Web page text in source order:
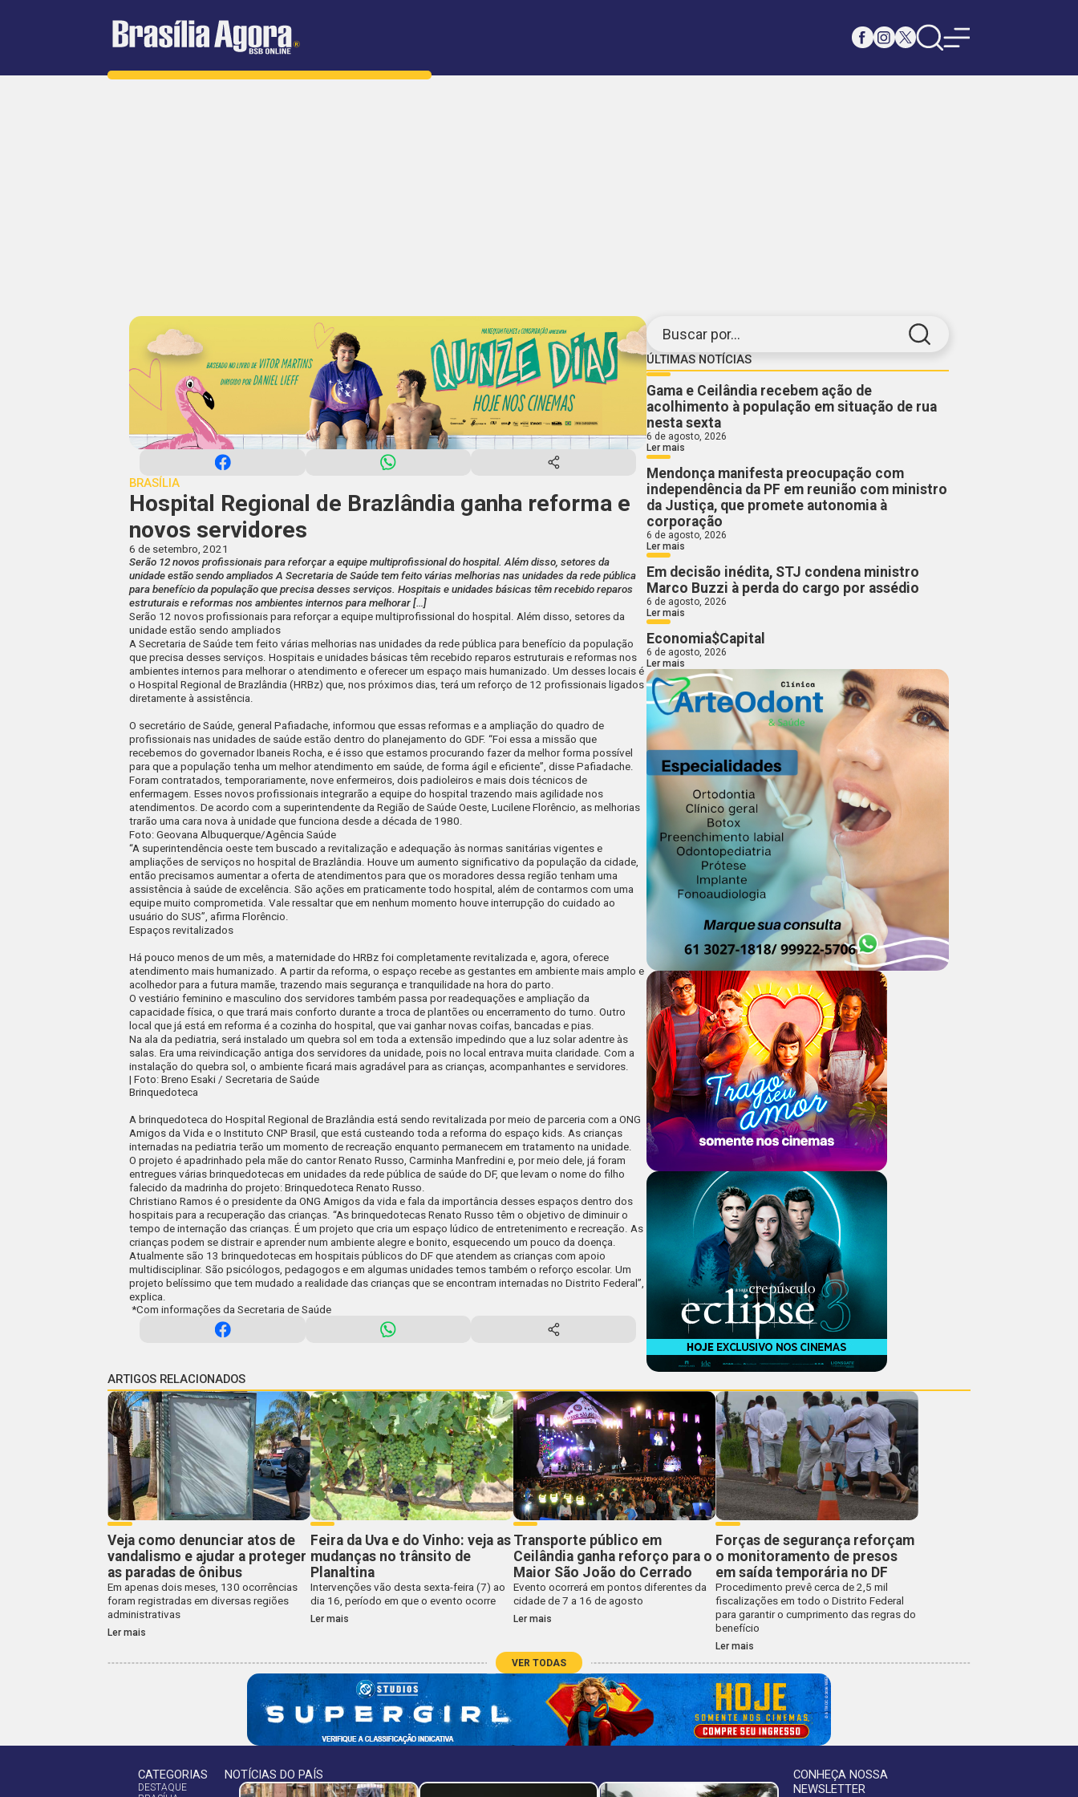
Buscar por...
ÚLTIMAS NOTÍCIAS
Gama e Ceilândia recebem ação de
acolhimento à população em situação de rua
nesta sexta
6 de agosto, 2026
Ler mais
Mendonça manifesta preocupação com
independência da PF em reunião com ministro
da Justiça, que promete autonomia à
corporação
6 de agosto, 2026
Ler mais
Em decisão inédita, STJ condena ministro
Marco Buzzi à perda do cargo por assédio
6 de agosto, 2026
Ler mais
Economia$Capital
6 de agosto, 2026
Ler mais
BRASÍLIA
Hospital Regional de Brazlândia ganha reforma e
novos servidores
6 de setembro, 2021
Serão 12 novos profissionais para reforçar a equipe multiprofissional do hospital. Além disso, setores da
unidade estão sendo ampliados A Secretaria de Saúde tem feito várias melhorias nas unidades da rede pública
para benefício da população que precisa desses serviços. Hospitais e unidades básicas têm recebido reparos
estruturais e reformas nos ambientes internos para melhorar […]
Serão 12 novos profissionais para reforçar a equipe multiprofissional do hospital. Além disso, setores da
unidade estão sendo ampliados
A Secretaria de Saúde tem feito várias melhorias nas unidades da rede pública para benefício da população
que precisa desses serviços. Hospitais e unidades básicas têm recebido reparos estruturais e reformas nos
ambientes internos para melhorar o atendimento e oferecer um espaço mais humanizado. Um desses locais é
o Hospital Regional de Brazlândia (HRBz) que, nos próximos dias, terá um reforço de 12 profissionais ligados
diretamente à assistência.
O secretário de Saúde, general Pafiadache, informou que essas reformas e a ampliação do quadro de
profissionais nas unidades de saúde estão dentro do planejamento do GDF. “Foi essa a missão que
recebemos do governador Ibaneis Rocha, e é isso que estamos procurando fazer da melhor forma possível
para que a população tenha um melhor atendimento em saúde, de forma ágil e eficiente”, disse Pafiadache.
Foram contratados, temporariamente, nove enfermeiros, dois padioleiros e mais dois técnicos de
enfermagem. Esses novos profissionais integrarão a equipe do hospital trazendo mais agilidade nos
atendimentos. De acordo com a superintendente da Região de Saúde Oeste, Lucilene Florêncio, as melhorias
trarão uma cara nova à unidade que funciona desde a década de 1980.
Foto: Geovana Albuquerque/Agência Saúde
“A superintendência oeste tem buscado a revitalização e adequação às normas sanitárias vigentes e
ampliações de serviços no hospital de Brazlândia. Houve um aumento significativo da população da cidade,
então precisamos aumentar a oferta de atendimentos para que os moradores dessa região tenham uma
assistência à saúde de excelência. São ações em praticamente todo hospital, além de contarmos com uma
equipe muito comprometida. Vale ressaltar que em nenhum momento houve interrupção do cuidado ao
usuário do SUS”, afirma Florêncio.
Espaços revitalizados
Há pouco menos de um mês, a maternidade do HRBz foi completamente revitalizada e, agora, oferece
atendimento mais humanizado. A partir da reforma, o espaço recebe as gestantes em ambiente mais amplo e
acolhedor para a futura mamãe, trazendo mais segurança e tranquilidade na hora do parto.
O vestiário feminino e masculino dos servidores também passa por readequações e ampliação da
capacidade física, o que trará mais conforto durante a troca de plantões ou encerramento do turno. Outro
local que já está em reforma é a cozinha do hospital, que vai ganhar novas coifas, bancadas e pias.
Na ala da pediatria, será instalado um quebra sol em toda a extensão impedindo que a luz solar adentre às
salas. Era uma reivindicação antiga dos servidores da unidade, pois no local entrava muita claridade. Com a
instalação do quebra sol, o ambiente ficará mais agradável para as crianças, acompanhantes e servidores.
| Foto: Breno Esaki / Secretaria de Saúde
Brinquedoteca
A brinquedoteca do Hospital Regional de Brazlândia está sendo revitalizada por meio de parceria com a ONG
Amigos da Vida e o Instituto CNP Brasil, que está custeando toda a reforma do espaço kids. As crianças
internadas na pediatria terão um momento de recreação enquanto permanecem em tratamento na unidade.
O projeto é apadrinhado pela mãe do cantor Renato Russo, Carminha Manfredini e, por meio dele, já foram
entregues várias brinquedotecas em unidades da rede pública de saúde do DF, que levam o nome do filho
falecido da madrinha do projeto: Brinquedoteca Renato Russo.
Christiano Ramos é o presidente da ONG Amigos da vida e fala da importância desses espaços dentro dos
hospitais para a recuperação das crianças. “As brinquedotecas Renato Russo têm o objetivo de diminuir o
tempo de internação das crianças. É um projeto que cria um espaço lúdico de entretenimento e recreação. As
crianças podem se distrair e aprender num ambiente alegre e bonito, esquecendo um pouco da doença.
Atualmente são 13 brinquedotecas em hospitais públicos do DF que atendem as crianças com apoio
multidisciplinar. São psicólogos, pedagogos e em algumas unidades temos também o reforço escolar. Um
projeto belíssimo que tem mudado a realidade das crianças que se encontram internadas no Distrito Federal”,
explica.
*Com informações da Secretaria de Saúde
ARTIGOS RELACIONADOS
Veja como denunciar atos de
vandalismo e ajudar a proteger
as paradas de ônibus
Em apenas dois meses, 130 ocorrências
foram registradas em diversas regiões
administrativas
Ler mais
Feira da Uva e do Vinho: veja as
mudanças no trânsito de
Planaltina
Intervenções vão desta sexta-feira (7) ao
dia 16, período em que o evento ocorre
Ler mais
Transporte público em
Ceilândia ganha reforço para o
Maior São João do Cerrado
Evento ocorrerá em pontos diferentes da
cidade de 7 a 16 de agosto
Ler mais
Forças de segurança reforçam
o monitoramento de presos
em saída temporária no DF
Procedimento prevê cerca de 2,5 mil
fiscalizações em todo o Distrito Federal
para garantir o cumprimento das regras do
benefício
Ler mais
VER TODAS
CATEGORIAS
DESTAQUE
NOTÍCIAS DO PAÍS
CONHEÇA NOSSA
NEWSLETTER